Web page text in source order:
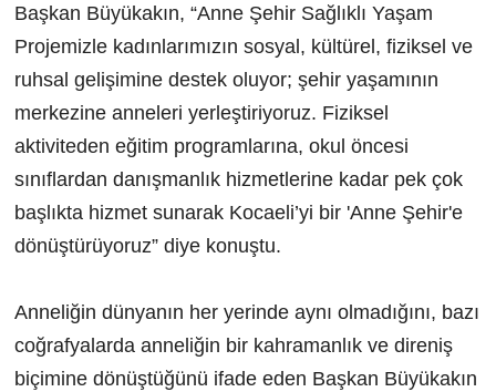
Başkan Büyükakın, “Anne Şehir Sağlıklı Yaşam
Projemizle kadınlarımızın sosyal, kültürel, fiziksel ve
ruhsal gelişimine destek oluyor; şehir yaşamının
merkezine anneleri yerleştiriyoruz. Fiziksel
aktiviteden eğitim programlarına, okul öncesi
sınıflardan danışmanlık hizmetlerine kadar pek çok
başlıkta hizmet sunarak Kocaeli’yi bir 'Anne Şehir'e
dönüştürüyoruz” diye konuştu.
Anneliğin dünyanın her yerinde aynı olmadığını, bazı
coğrafyalarda anneliğin bir kahramanlık ve direniş
biçimine dönüştüğünü ifade eden Başkan Büyükakın